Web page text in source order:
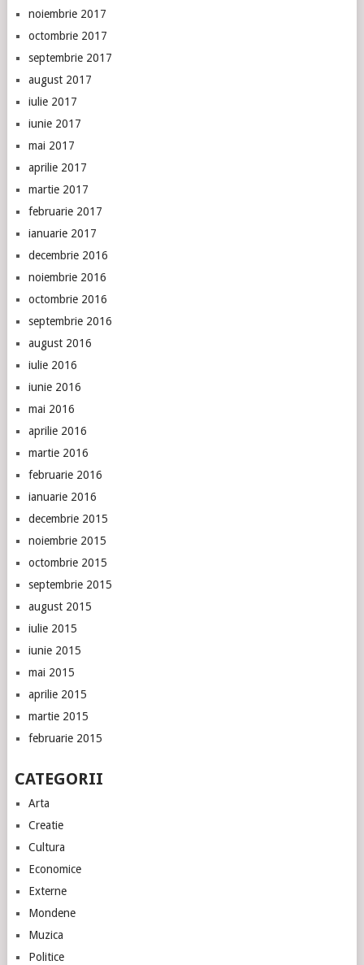
noiembrie 2017
octombrie 2017
septembrie 2017
august 2017
iulie 2017
iunie 2017
mai 2017
aprilie 2017
martie 2017
februarie 2017
ianuarie 2017
decembrie 2016
noiembrie 2016
octombrie 2016
septembrie 2016
august 2016
iulie 2016
iunie 2016
mai 2016
aprilie 2016
martie 2016
februarie 2016
ianuarie 2016
decembrie 2015
noiembrie 2015
octombrie 2015
septembrie 2015
august 2015
iulie 2015
iunie 2015
mai 2015
aprilie 2015
martie 2015
februarie 2015
CATEGORII
Arta
Creatie
Cultura
Economice
Externe
Mondene
Muzica
Politice